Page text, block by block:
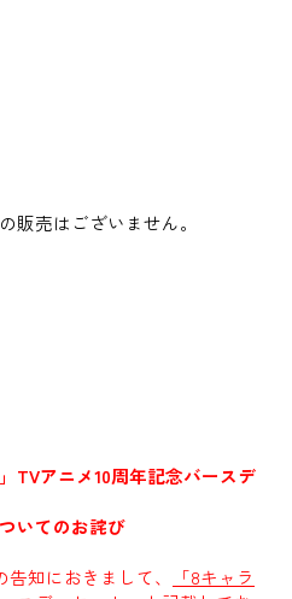
売はございません。
TVアニメ10周年記念バースデ
いてのお詫び
知におきまして、
「8キャラ